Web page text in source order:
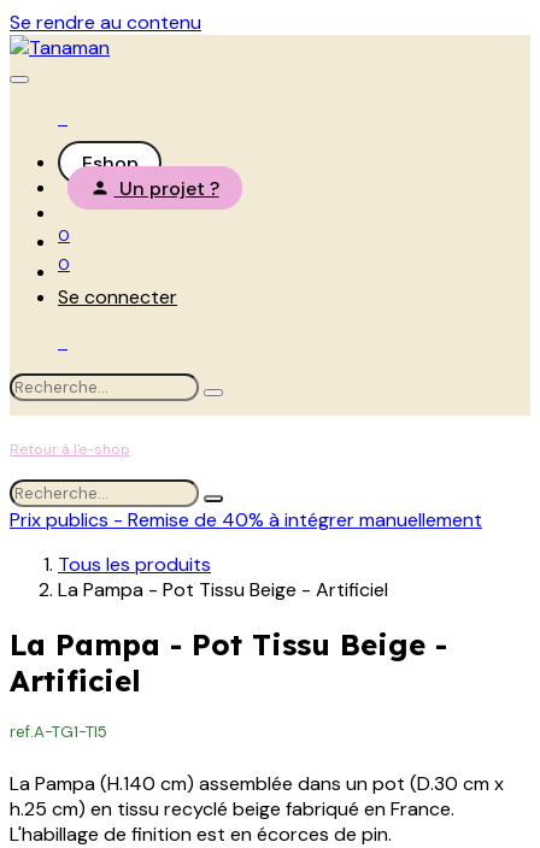
Se rendre au contenu
Eshop
Un projet ?
0
0
Se connecter
Retour à l'e-shop
Prix publics - Remise de 40% à intégrer manuellement
Tous les produits
La Pampa - Pot Tissu Beige - Artificiel
La Pampa - Pot Tissu Beige -
Artificiel
ref.A-TG1-TI5
La Pampa (H.140 cm) assemblée dans un pot (D.30 cm x
h.25 cm) en tissu recyclé beige fabriqué en France.
L'habillage de finition est en écorces de pin.